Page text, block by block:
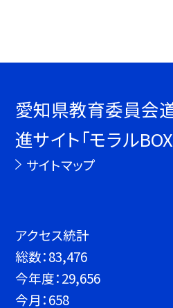
愛知県教育委員会
進サイト「モラルBOX
サイトマップ
アクセス統計
総数：83,476
今年度：29,656
今月：658